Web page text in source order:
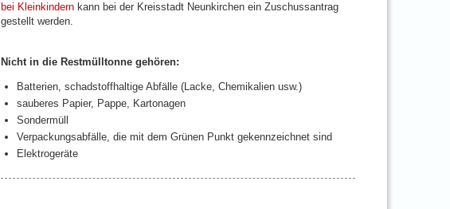
bei Kleinkindernkann bei der Kreisstadt Neunkirchen ein Zuschussantrag
gestellt werden.
Nicht in die Restmülltonne gehören:
Batterien, schadstoffhaltige Abfälle (Lacke, Chemikalien usw.)
sauberes Papier, Pappe, Kartonagen
Sondermüll
Verpackungsabfälle, die mit dem Grünen Punkt gekennzeichnet sind
Elektrogeräte